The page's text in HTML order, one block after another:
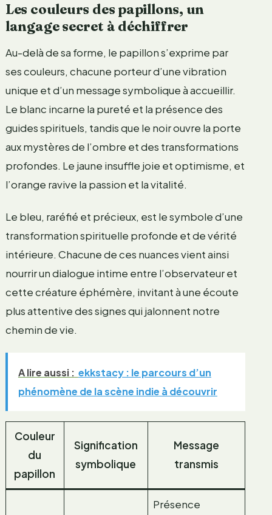
Les couleurs des papillons, un
langage secret à déchiffrer
Au-delà de sa forme, le papillon s’exprime par
ses couleurs, chacune porteur d’une vibration
unique et d’un message symbolique à accueillir.
Le blanc incarne la pureté et la présence des
guides spirituels, tandis que le noir ouvre la porte
aux mystères de l’ombre et des transformations
profondes. Le jaune insuffle joie et optimisme, et
l’orange ravive la passion et la vitalité.
Le bleu, raréfié et précieux, est le symbole d’une
transformation spirituelle profonde et de vérité
intérieure. Chacune de ces nuances vient ainsi
nourrir un dialogue intime entre l’observateur et
cette créature éphémère, invitant à une écoute
plus attentive des signes qui jalonnent notre
chemin de vie.
A lire aussi : ekkstacy : le parcours d’un
phénomène de la scène indie à découvrir
Couleur
du
papillon
Signification
symbolique
Message
transmis
Présence